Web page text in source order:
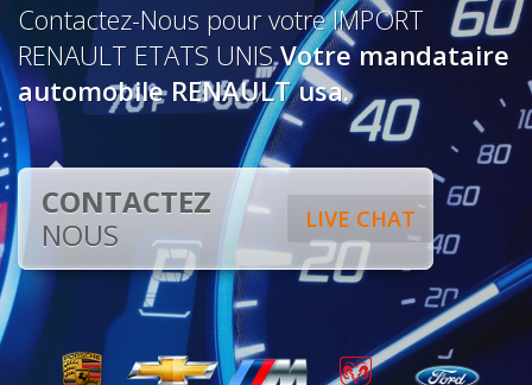
Contactez-Nous pour votre IMPORT
RENAULT ETATS UNISVotre mandataire
automobile RENAULT usa.
LIVE CHAT
CONTACTEZ
NOUS